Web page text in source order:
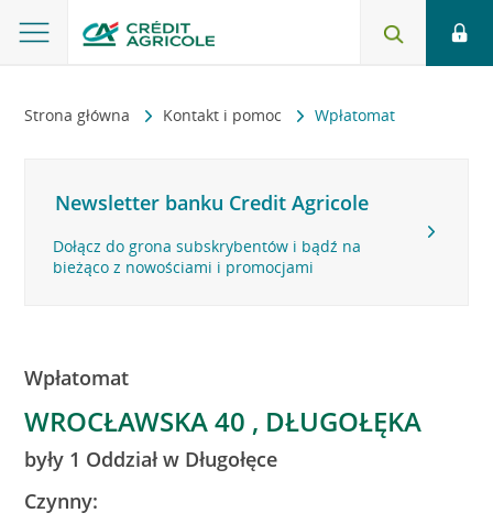
Strona główna Kontakt i pomoc Wpłatomat
Newsletter banku Credit Agricole
Dołącz do grona subskrybentów i bądź na
bieżąco z nowościami i promocjami
Wpłatomat
WROCŁAWSKA 40 , DŁUGOŁĘKA
były 1 Oddział w Długołęce
Czynny: